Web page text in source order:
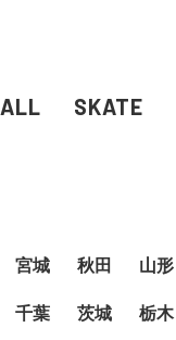
ALL SKATE
宮城 秋田 山形
千葉 茨城 栃木